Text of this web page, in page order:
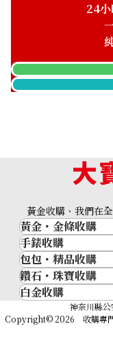
K18 brown diamond
收購參考價格
NTD 34,772
24小
黃金收購、我們在
黃金・金條收購
黃金與貴金屬
金的錠
金幣
黃金過去10年
黃金飾品
手錶收購
名牌手錶
Rolex
Patek Philippe
Audemars
包包・精品收購
品牌精品
Cartier
LOUIS
Hermès
鑽石・珠寶收購
鑽石･珠寶
祖母綠（翠玉）
白金收購
神奈川縣
Copyright© 2026 收購專